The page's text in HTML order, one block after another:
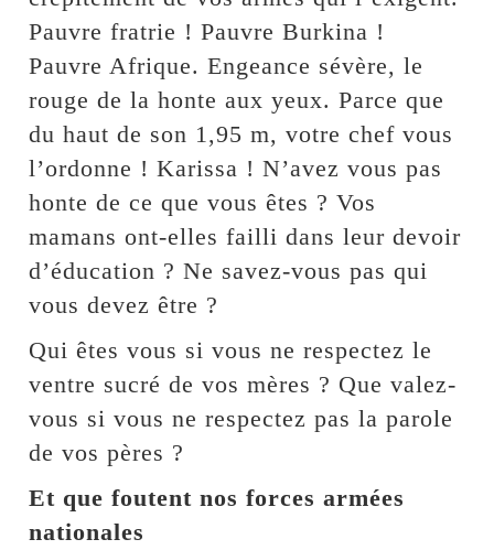
Pauvre fratrie ! Pauvre Burkina !
Pauvre Afrique. Engeance sévère, le
rouge de la honte aux yeux. Parce que
du haut de son 1,95 m, votre chef vous
l’ordonne ! Karissa ! N’avez vous pas
honte de ce que vous êtes ? Vos
mamans ont-elles failli dans leur devoir
d’éducation ? Ne savez-vous pas qui
vous devez être ?
Qui êtes vous si vous ne respectez le
ventre sucré de vos mères ? Que valez-
vous si vous ne respectez pas la parole
de vos pères ?
Et que foutent nos forces armées
nationales